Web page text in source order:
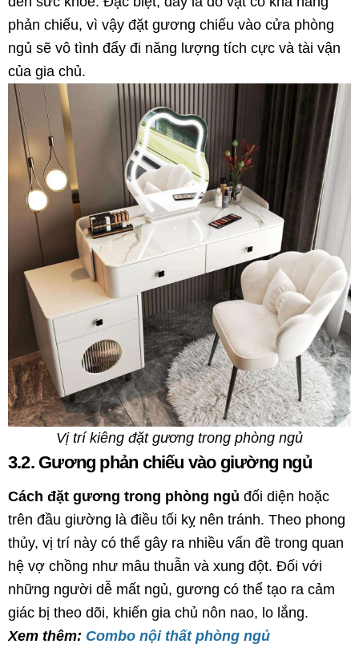
phản chiếu, vì vậy đặt gương chiếu vào cửa phòng
ngủ sẽ vô tình đẩy đi năng lượng tích cực và tài vận
của gia chủ.
Vị trí kiêng đặt gương trong phòng ngủ
3.2. Gương phản chiếu vào giường ngủ
Cách đặt gương trong phòng ngủ đối diện hoặc
trên đầu giường là điều tối kỵ nên tránh. Theo phong
thủy, vị trí này có thể gây ra nhiều vấn đề trong quan
hệ vợ chồng như mâu thuẫn và xung đột. Đối với
những người dễ mất ngủ, gương có thể tạo ra cảm
giác bị theo dõi, khiến gia chủ nôn nao, lo lắng.
Xem thêm: Combo nội thất phòng ngủ